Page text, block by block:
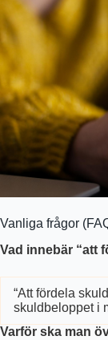
Vanliga frågor
Vad innebär “att
“Att fördela
skuldbeloppet i
Varför ska man